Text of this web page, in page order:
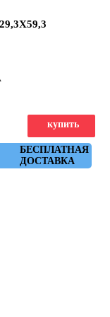
БЕСПЛАТНАЯ
ДОСТАВКА
купить